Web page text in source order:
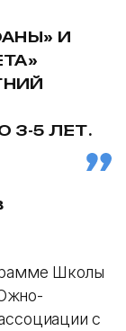
И
3-5 ЛЕТ.
Школы
с